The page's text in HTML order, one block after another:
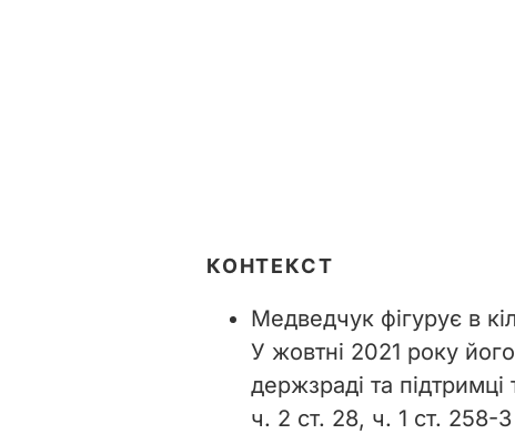
КОНТЕКСТ
Медведчук фігурує в
У жовтні 2021 року його
держзраді та
ч. 2 ст. 28, ч. 1 ст. 258-